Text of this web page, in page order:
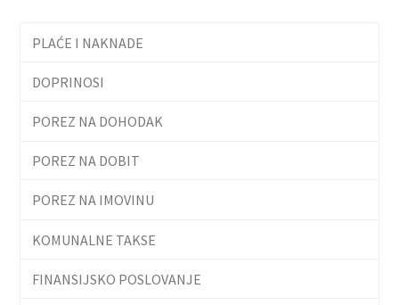
PLAĆE I NAKNADE
DOPRINOSI
POREZ NA DOHODAK
POREZ NA DOBIT
POREZ NA IMOVINU
KOMUNALNE TAKSE
FINANSIJSKO POSLOVANJE